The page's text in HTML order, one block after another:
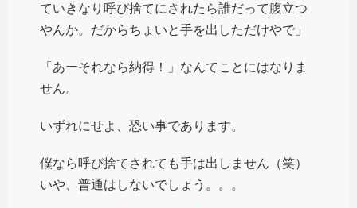
ていきなり呼び捨てにされたら誰だって腹立つ
やんか。だからちょいと手を出しただけやで」
「あーそれなら納得！」なんてことにはなりま
せん。
いずれにせよ、恐い事であります。
僕なら呼び捨てされても手は出しません（笑）
いや、普通はしないでしょう。。。